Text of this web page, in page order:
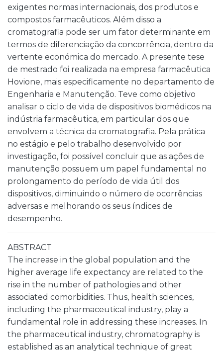
exigentes normas internacionais, dos produtos e
compostos farmacêuticos. Além disso a
cromatografia pode ser um fator determinante em
termos de diferenciação da concorrência, dentro da
vertente económica do mercado. A presente tese
de mestrado foi realizada na empresa farmacêutica
Hovione, mais especificamente no departamento de
Engenharia e Manutenção. Teve como objetivo
analisar o ciclo de vida de dispositivos biomédicos na
indústria farmacêutica, em particular dos que
envolvem a técnica da cromatografia. Pela prática
no estágio e pelo trabalho desenvolvido por
investigação, foi possível concluir que as ações de
manutenção possuem um papel fundamental no
prolongamento do período de vida útil dos
dispositivos, diminuindo o número de ocorrências
adversas e melhorando os seus índices de
desempenho.
ABSTRACT
The increase in the global population and the
higher average life expectancy are related to the
rise in the number of pathologies and other
associated comorbidities. Thus, health sciences,
including the pharmaceutical industry, play a
fundamental role in addressing these increases. In
the pharmaceutical industry, chromatography is
established as an analytical technique of great